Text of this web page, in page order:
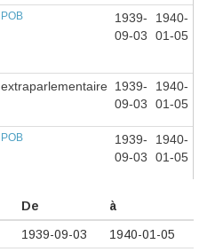
POB
1939-
09-03
1940-
01-05
extraparlementaire 1939-
09-03
1940-
01-05
POB
1939-
09-03
1940-
01-05
De à
1939-09-03 1940-01-05